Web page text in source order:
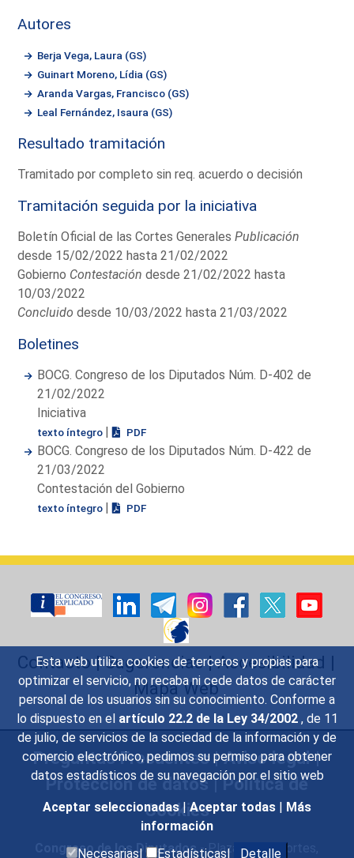
Esta web utiliza cookies de terceros y propias para
optimizar el servicio, no recaba ni cede datos de carácter
personal de los usuarios sin su conocimiento. Conforme a
lo dispuesto en el artículo 22.2 de la Ley 34/2002 , de 11
de julio, de servicios de la sociedad de la información y de
comercio electrónico, pedimos su permiso para obtener
datos estadísticos de su navegación por el sitio web
Aceptar seleccionadas | Aceptar todas | Más
información
Necesarias|
Estadísticas| Detalle
Autores
Berja Vega, Laura (GS)
Guinart Moreno, Lídia (GS)
Aranda Vargas, Francisco (GS)
Leal Fernández, Isaura (GS)
Resultado tramitación
Tramitado por completo sin req. acuerdo o decisión
Tramitación seguida por la iniciativa
Boletín Oficial de las Cortes GeneralesPublicación
desde 15/02/2022 hasta 21/02/2022
Gobierno Contestación desde 21/02/2022 hasta
10/03/2022
Concluido desde 10/03/2022 hasta 21/03/2022
Boletines
BOCG. Congreso de los Diputados Núm. D-402 de
21/02/2022
Iniciativa
texto íntegro | PDF
BOCG. Congreso de los Diputados Núm. D-422 de
21/03/2022
Contestación del Gobierno
texto íntegro | PDF
Contacto|Sugerencias|Accesibilidad |
Mapa Web
Preguntas Frecuentes|Aviso legal|
Protección de datos|Política de
Cookies
Congreso de los Diputados- Plaza de las Cortes,